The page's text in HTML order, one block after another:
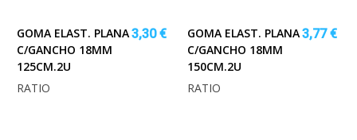
GOMA ELAST. PLANA
C/GANCHO 18MM
125CM.2U
3,30 €
RATIO
GOMA ELAST. PLANA
C/GANCHO 18MM
150CM.2U
3,77 €
RATIO